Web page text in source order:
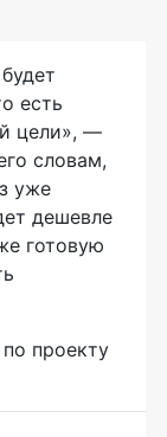
есть
цели», —
словам,
уже
дешевле
готовую
проекту